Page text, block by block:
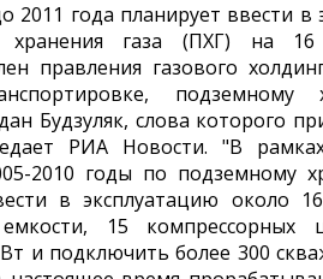
года планирует ввести в
хранения газа (ПХГ) на 16
правления газового
Будзуляк, слова которого
РИА Новости. "В
2010 годы по подземному
в эксплуатацию около
15 компрессорных
и подключить более 300